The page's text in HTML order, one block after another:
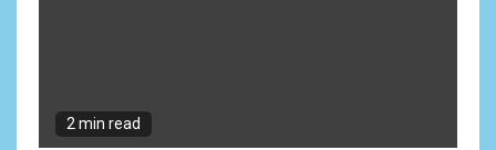
2 min read